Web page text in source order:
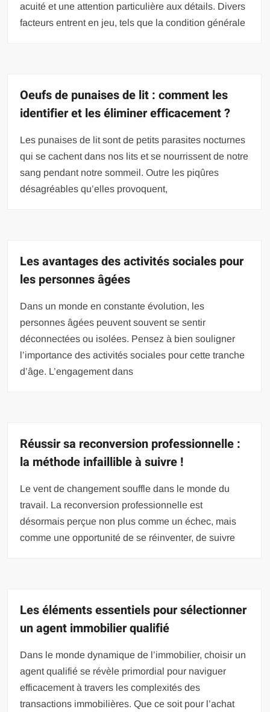
acuité et une attention particulière aux détails. Divers
facteurs entrent en jeu, tels que la condition générale
Oeufs de punaises de lit : comment les
identifier et les éliminer efficacement ?
Les punaises de lit sont de petits parasites nocturnes
qui se cachent dans nos lits et se nourrissent de notre
sang pendant notre sommeil. Outre les piqûres
désagréables qu’elles provoquent,
Les avantages des activités sociales pour
les personnes âgées
Dans un monde en constante évolution, les
personnes âgées peuvent souvent se sentir
déconnectées ou isolées. Pensez à bien souligner
l’importance des activités sociales pour cette tranche
d’âge. L’engagement dans
Réussir sa reconversion professionnelle :
la méthode infaillible à suivre !
Le vent de changement souffle dans le monde du
travail. La reconversion professionnelle est
désormais perçue non plus comme un échec, mais
comme une opportunité de se réinventer, de suivre
Les éléments essentiels pour sélectionner
un agent immobilier qualifié
Dans le monde dynamique de l’immobilier, choisir un
agent qualifié se révèle primordial pour naviguer
efficacement à travers les complexités des
transactions immobilières. Que ce soit pour l’achat